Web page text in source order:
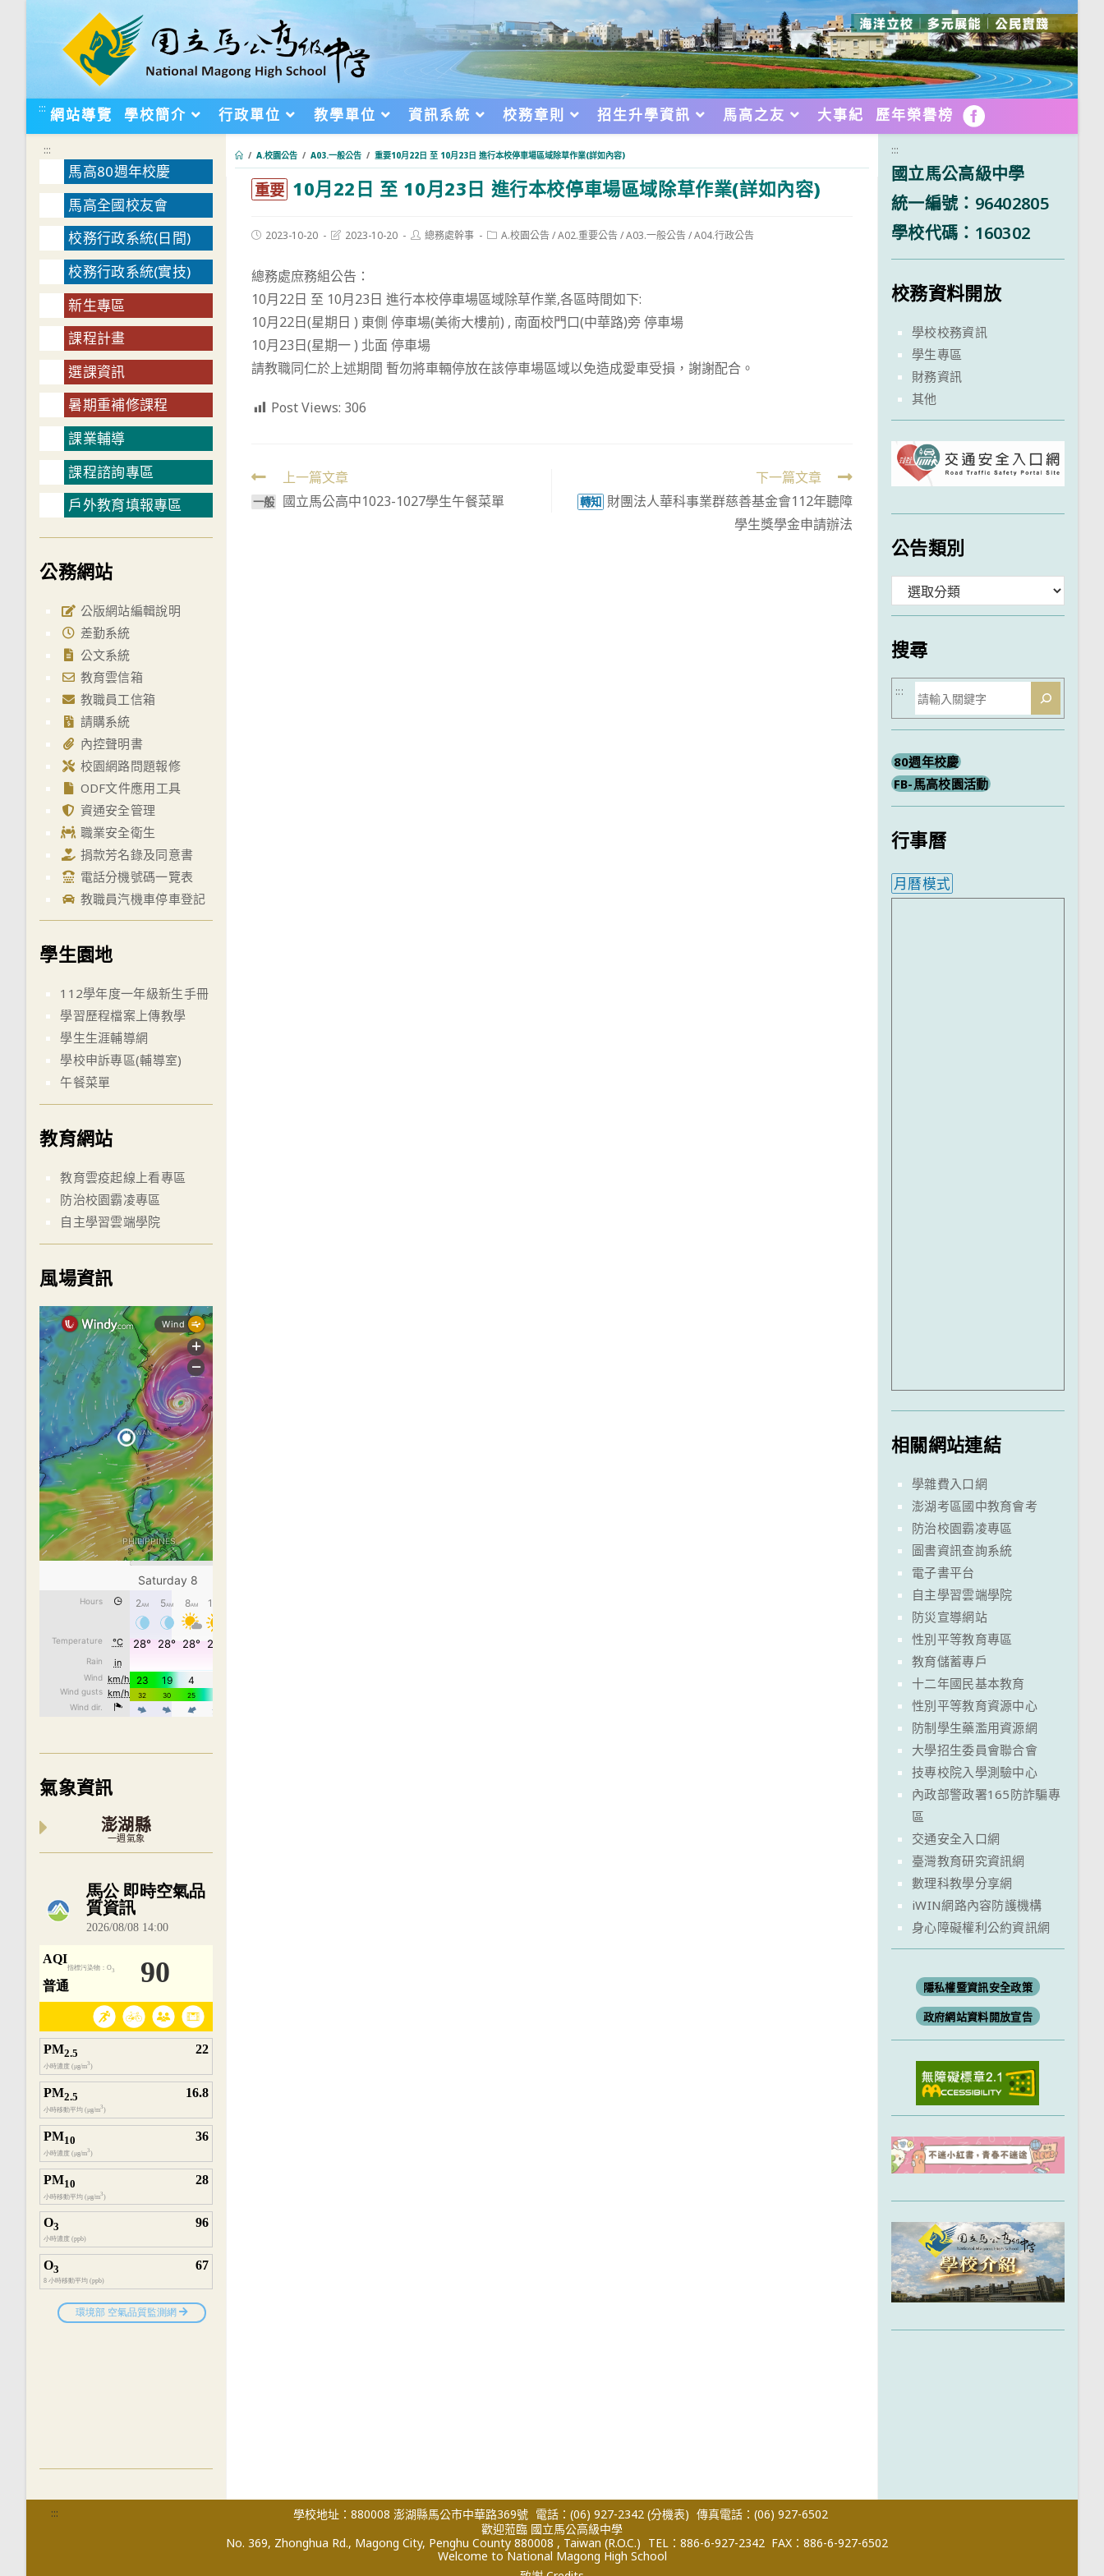
::: 網站導覽 學校簡介 行政單位 教學單位 資訊系統 校務章則 招生升學資訊 馬高之友 大事紀 歷年榮譽榜 FB
/ A.校園公告 / A03.一般公告 / 重要10月22日 至 10月23日 進行本校停車場區域除草作業(詳如內容)
重要 10月22日 至 10月23日 進行本校停車場區域除草作業(詳如內容)
Post2023-10-20
Post2023-10-20
Post總務處幹事
PostA.校園公告/A02.重要公告/A03.一般公告/A04.行政公告
總務處庶務組公告：
10月22日 至 10月23日 進行本校停車場區域除草作業,各區時間如下:
10月22日(星期日 ) 東側 停車場(美術大樓前) , 南面校門口(中華路)旁 停車場
10月23日(星期一 ) 北面 停車場
請教職同仁於上述期間 暫勿將車輛停放在該停車場區域以免造成愛車受損，謝謝配合。
Post Views: 306
Read
more
上一篇文章
一般 國立馬公高中1023-1027學生午餐菜單
下一篇文章
轉知 財團法人華科事業群慈善基金會112年聽障
學生獎學金申請辦法
:::
馬高80週年校慶
馬高全國校友會
校務行政系統(日間)
校務行政系統(實技)
新生專區
課程計畫
選課資訊
暑期重補修課程
課業輔導
課程諮詢專區
戶外教育填報專區
公務網站
公版網站編輯說明
差勤系統
公文系統
教育雲信箱
教職員工信箱
請購系統
內控聲明書
校園網路問題報修
ODF文件應用工具
資通安全管理
職業安全衛生
捐款芳名錄及同意書
電話分機號碼一覽表
教職員汽機車停車登記
學生園地
112學年度一年級新生手冊
學習歷程檔案上傳教學
學生生涯輔導網
學校申訴專區(輔導室)
午餐菜單
教育網站
教育雲疫起線上看專區
防治校園霸凌專區
自主學習雲端學院
風場資訊
氣象資訊
澎湖縣
一週氣象
內嵌空氣品質小工具為視覺預覽，完整即時空氣品質資料請開啟
:::
國立馬公高級中學
統一編號：96402805
學校代碼：160302
校務資料開放
學校校務資訊
學生專區
財務資訊
其他
公告類別
類
搜尋
搜
尋
:::
80週年校慶
FB-馬高校園活動
行事曆
月曆模式
相關網站連結
學雜費入口網
澎湖考區國中教育會考
防治校園霸凌專區
圖書資訊查詢系統
電子書平台
自主學習雲端學院
防災宣導網站
性別平等教育專區
教育儲蓄專戶
十二年國民基本教育
性別平等教育資源中心
防制學生藥濫用資源網
大學招生委員會聯合會
技專校院入學測驗中心
內政部警政署165防詐騙專
區
交通安全入口網
臺灣教育研究資訊網
數理科教學分享網
iWIN網路內容防護機構
身心障礙權利公約資訊網
隱私權暨資訊安全政策
政府網站資料開放宣告
::: 學校地址：880008 澎湖縣馬公市中華路369號 電話：(06) 927-2342 (分機表) 傳真電話：(06) 927-6502
歡迎蒞臨 國立馬公高級中學
No. 369, Zhonghua Rd., Magong City, Penghu County 880008 , Taiwan (R.O.C.) TEL：886-6-927-2342 FAX：886-6-927-6502
Welcome to National Magong High School